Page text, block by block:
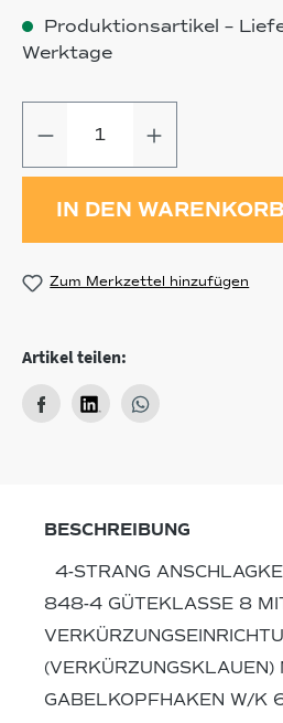
Produktionsartikel –
Werktage
IN DEN WARENKORB
Zum Merkzettel hinzufügen
Artikel teilen:
BESCHREIBUNG
4-STRANG
848-4 GÜTEKLASSE 8
(VERKÜRZUNGSKLAUEN)
GABELKOPFHAKEN W/K